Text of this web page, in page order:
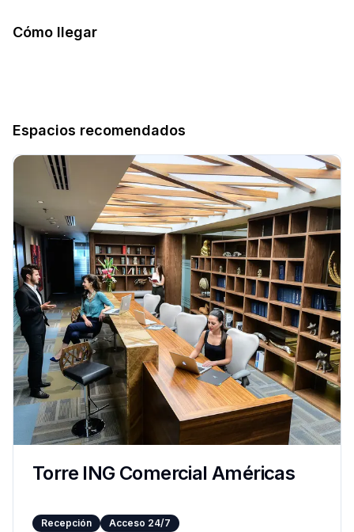
Cómo llegar
Espacios recomendados
Torre ING Comercial Américas
Recepción Acceso 24/7